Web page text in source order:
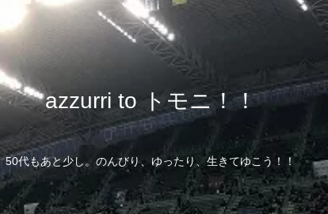
azzurri to トモニ！！
50代もあと少し。のんびり、ゆったり、生きてゆこう！！